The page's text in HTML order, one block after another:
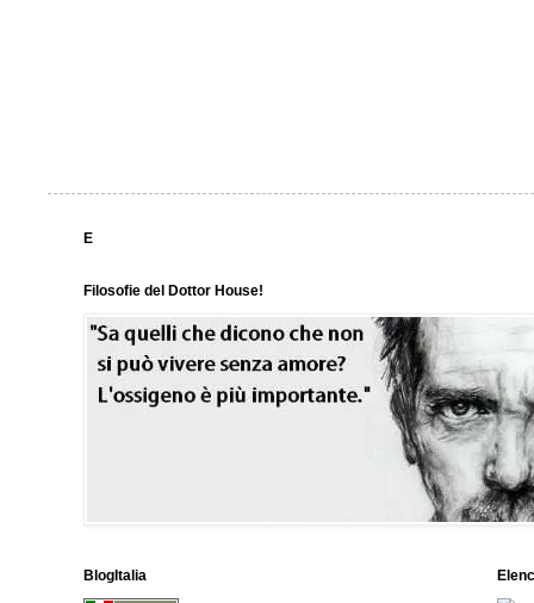
E
Filosofie del Dottor House!
BlogItalia